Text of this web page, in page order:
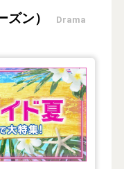
ン） Drama
ド